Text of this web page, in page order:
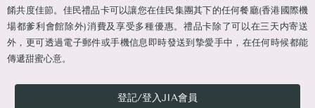
餚共度佳節。佳民禮品卡可以讓您在佳民集團其下的任何餐廳(香港國際機
場都爹利會館除外)消費及享受多種優惠。禮品卡除了可以在三天内寄送
外，更可透過電子郵件或手機信息即時發送到摯愛手中，在任何時候都能
傳遞甜蜜心意。
登記/登入JIA會員